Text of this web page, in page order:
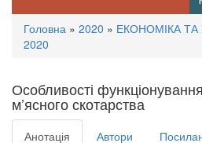
Ви
тут
Головна » 2020 » ЕКОНОМІКА
2020
Особливості
м’ясного скотарства
Анотація Автори